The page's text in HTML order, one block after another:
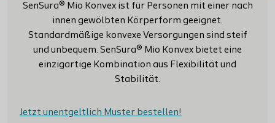
SenSura® Mio Konvex ist für Personen mit einer nach
innen gewölbten Körperform geeignet.
Standardmäßige konvexe Versorgungen sind steif
und unbequem. SenSura® Mio Konvex bietet eine
einzigartige Kombination aus Flexibilität und
Stabilität.
Jetzt unentgeltlich Muster bestellen!